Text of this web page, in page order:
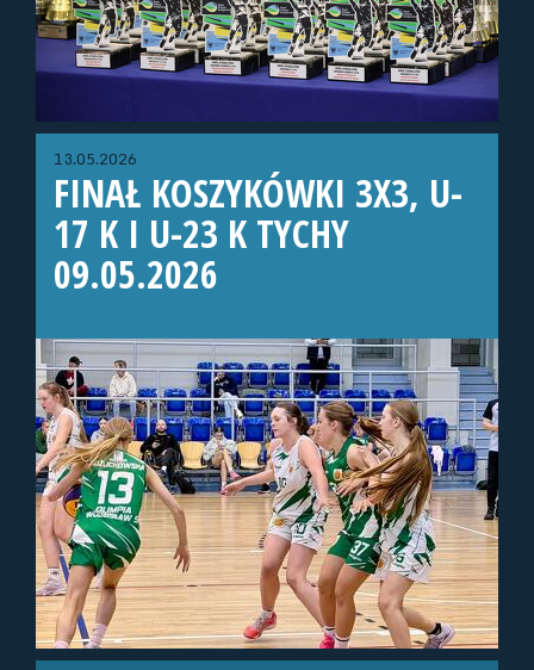
13.05.2026
FINAŁ KOSZYKÓWKI 3X3, U-
17 K I U-23 K TYCHY
09.05.2026